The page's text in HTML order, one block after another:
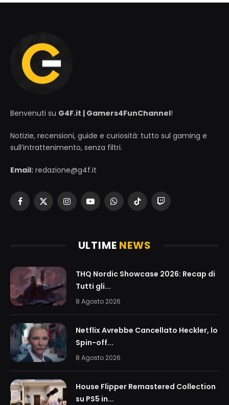
Benvenuti su G4F.it | Gamers4FunChannel!
Notizie, recensioni, guide e curiosità: tutto sul gaming e
sull’intrattenimento, senza filtri.
Email: redazione@g4f.it
Facebook
X
InstagramYouTubeWhatsAppTikTokTwitch
ULTIME NEWS
THQ Nordic Showcase 2026: Recap di
Tutti gli...
8 Agosto 2026
Netflix Avrebbe Cancellato Heckler, lo
Spin-off...
8 Agosto 2026
House Flipper Remastered Collection
su PS5 in...